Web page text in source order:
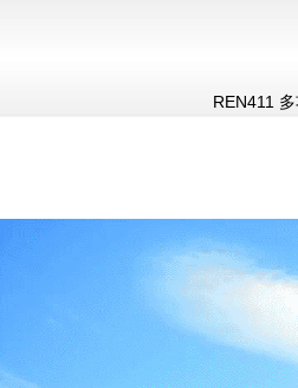
REN411